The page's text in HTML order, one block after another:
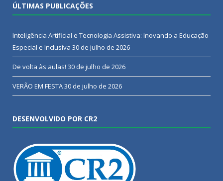
ÚLTIMAS PUBLICAÇÕES
Inteligência Artificial e Tecnologia Assistiva: Inovando a Educação
Especial e Inclusiva 30 de julho de 2026
De volta às aulas! 30 de julho de 2026
VERÃO EM FESTA30 de julho de 2026
DESENVOLVIDO POR CR2